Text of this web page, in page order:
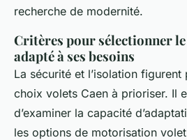
recherche de modernité.
Critères pour sélectionner
adapté à ses besoins
La sécurité et l’isolation
choix volets Caen à prioriser. Il
d’examiner la capacité
les options de motorisation